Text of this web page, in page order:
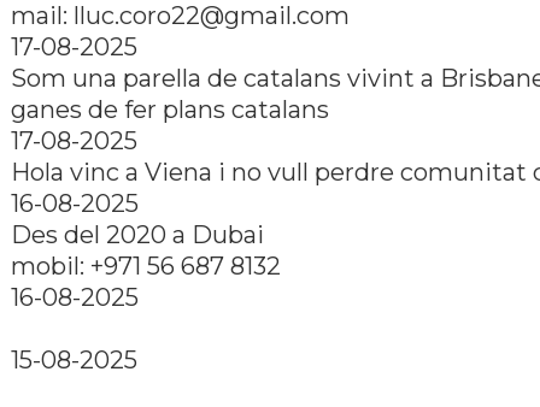
mail: lluc.coro22@gmail.com
17-08-2025
Som una parella de catalans vivint a
ganes de fer plans catalans
17-08-2025
Hola vinc a Viena i no vull perdre comunitat
16-08-2025
Des del 2020 a Dubai
mobil: +971 56 687 8132
16-08-2025
15-08-2025